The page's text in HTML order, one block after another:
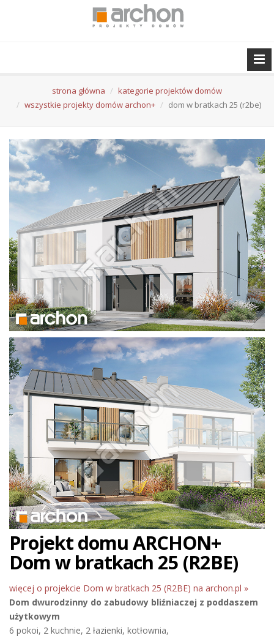
strona główna
kategorie projektów domów
wszystkie projekty domów archon+
dom w bratkach 25 (r2be)
Projekt domu ARCHON+
Dom w bratkach 25 (R2BE)
więcej o projekcie Dom w bratkach 25 (R2BE) na archon.pl »
Dom dwurodzinny do zabudowy bliźniaczej z poddaszem
użytkowym
6 pokoi, 2 kuchnie, 2 łazienki, kotłownia,